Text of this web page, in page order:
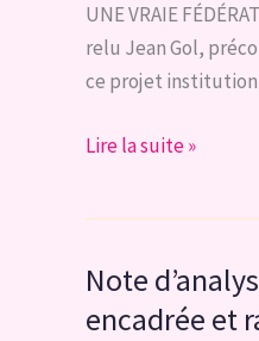
UNE VRAIE
relu Jean Gol,
ce projet
UNE
DEUX
PARTENAIRES
Lire la suite »
Note
encadrée et